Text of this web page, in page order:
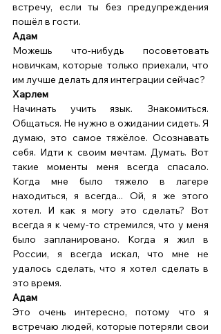
встречу, если ты без предупреждения
пошёл в гости.
Адам
Можешь что-нибудь посоветовать
новичкам, которые только приехали, что
им лучше делать для интеграции сейчас?
Харлем
Начинать учить язык. Знакомиться.
Общаться. Не нужно в ожидании сидеть. Я
думаю, это самое тяжёлое. Осознавать
себя. Идти к своим мечтам. Думать. Вот
такие моменты меня всегда спасало.
Когда мне было тяжело в лагере
находиться, я всегда... Ой, я же этого
хотел. И как я могу это сделать? Вот
всегда я к чему-то стремился, что у меня
было запланировано. Когда я жил в
России, я всегда искал, что мне не
удалось сделать, что я хотел сделать в
это время.
Адам
Это очень интересно, потому что я
встречаю людей, которые потеряли свои